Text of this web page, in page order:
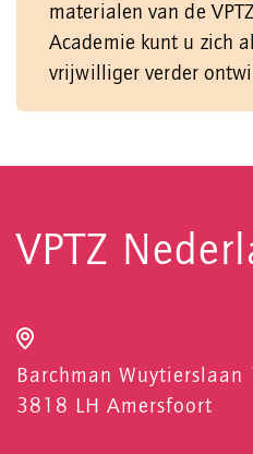
materialen van de VPTZ
Academie kunt u zich
vrijwilliger verder
VPTZ
Barchman Wuytierslaan
3818 LH Amersfoort